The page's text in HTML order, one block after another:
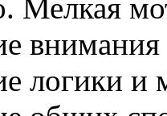
логики и